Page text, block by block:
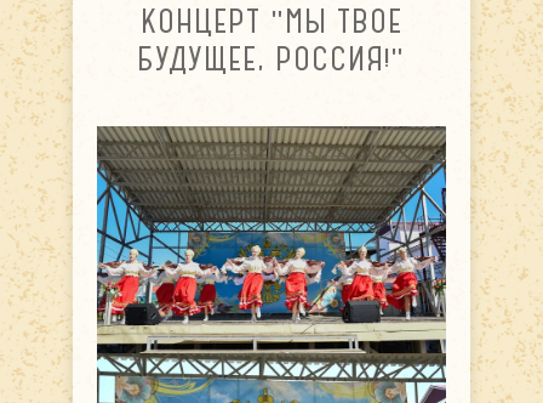
КОНЦЕРТ "МЫ ТВОЕ
БУДУЩЕЕ, РОССИЯ!"